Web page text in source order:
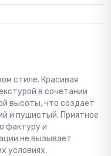
стиле. Красивая
в сочетании
высоты, что создает
и пушистый. Приятное
фактуру и
не вызывает
условиях.